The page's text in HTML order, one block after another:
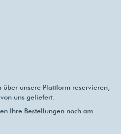
über unsere Plattform reservieren,
uns geliefert.
Ihre Bestellungen noch am